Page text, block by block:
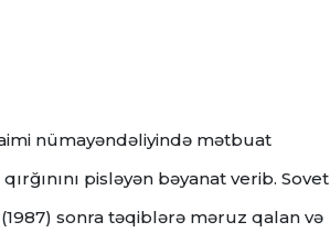
nümayəndəliyində mətbuat
pisləyən bəyanat verib. Sovet
sonra təqiblərə məruz qalan və